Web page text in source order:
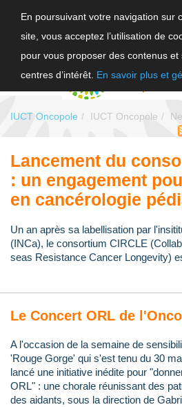
En poursuivant votre navigation sur
site, vous acceptez l’utilisation de
pour vous proposer des contenus
centres d’intérêt. En savoir plus et
IUCT Oncopole IUCT Oncopole
Lancement du
: un engagement
en cancérologie
Un an après sa labellisation par
(INCa), le consortium CIRCLE
seas Resistance Cancer Longevity)
Le Concert ORL de
A l'occasion de la semaine de
'Rouge Gorge' qui s'est tenu du 30
lancé une initiative inédite pour
ORL" : une chorale réunissant des
des aidants, sous la direction de